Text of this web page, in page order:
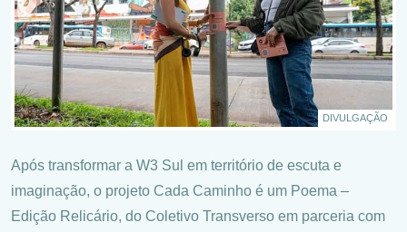
DIVULGAÇÃO
Após transformar a W3 Sul em território de escuta e
imaginação, o projeto Cada Caminho é um Poema –
Edição Relicário, do Coletivo Transverso em parceria com